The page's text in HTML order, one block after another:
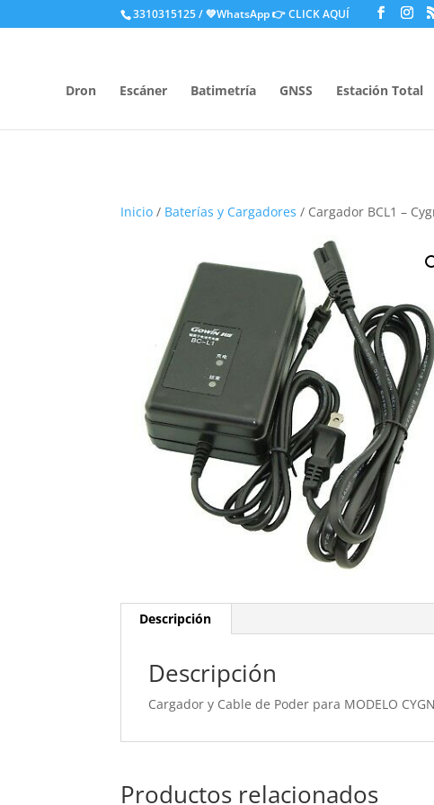
3310315125 / 💚WhatsApp👉 CLICK AQUÍ
Dron Escáner Batimetría GNSS Estación Total
Inicio / Baterías y Cargadores / Cargador BCL1 –
Descripción
Descripción
Cargador y Cable de Poder para MODELO
Productos relacionados